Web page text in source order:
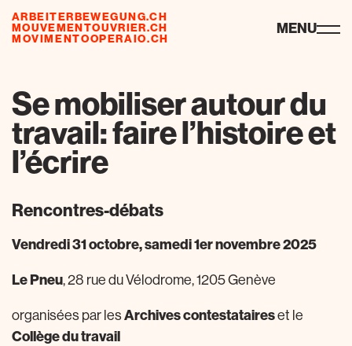
ARBEITERBEWEGUNG.CH
MOUVEMENTOUVRIER.CH
MOVIMENTOOPERAIO.CH
ressourcen MENU
Se mobiliser autour du
travail: faire l’histoire et
l’écrire
Rencontres-débats
Vendredi 31 octobre, samedi 1er novembre 2025
Le Pneu, 28 rue du Vélodrome, 1205 Genève
organisées par les Archives contestataireset le
Collège du travail